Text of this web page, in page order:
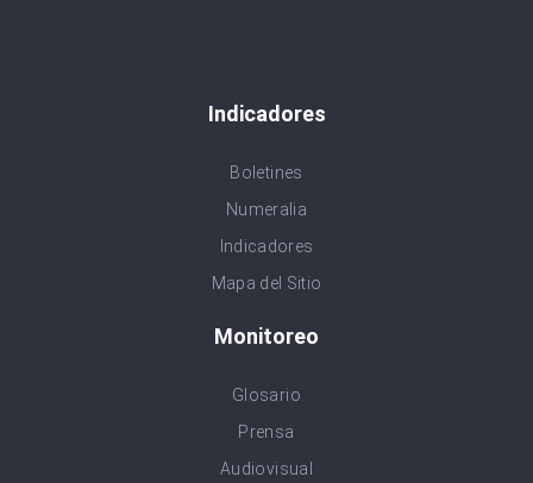
Indicadores
Boletines
Numeralia
Indicadores
Mapa del Sitio
Monitoreo
Glosario
Prensa
Audiovisual